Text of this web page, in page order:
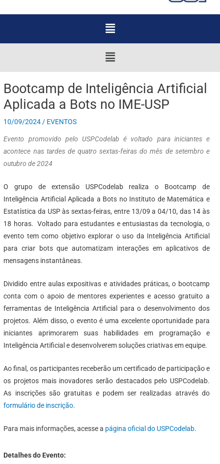
Menu
Menu
Bootcamp de Inteligência Artificial
Aplicada a Bots no IME-USP
10/09/2024 / EVENTOS
Evento promovido pelo USPCodelab é voltado para iniciantes e
acontece nas tardes de quatro sextas-feiras do mês de setembro e
outubro de 2024
O grupo de extensão USPCodelab realiza o Bootcamp de
Inteligência Artificial Aplicada a Bots no Instituto de Matemática e
Estatística da USP às sextas-feiras, entre 13/09 a 04/10, das 14 às
18 horas. Voltado para estudantes e entusiastas da tecnologia, o
evento tem como objetivo explorar o uso da Inteligência Artificial
para criar bots que automatizam interações em aplicativos de
mensagens instantâneas.
Dividido entre aulas expositivas e atividades práticas, o bootcamp
conta com o apoio de mentores experientes e acesso gratuito a
ferramentas de Inteligência Artificial para o desenvolvimento dos
projetos. Além disso, o evento é uma excelente oportunidade para
iniciantes aprimorarem suas habilidades em programação e
Inteligência Artificial e desenvolverem soluções criativas em equipe.
Ao final, os participantes receberão um certificado de participação e
os projetos mais inovadores serão destacados pelo USPCodelab.
As inscrições são gratuitas e podem ser realizadas através do
formulário de inscrição.
Para mais informações, acesse a página oficial do USPCodelab.
Detalhes do Evento: